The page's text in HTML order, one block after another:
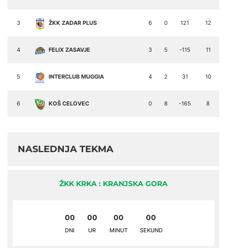
3 ŽKK ZADAR PLUS 6 0 121 12
4 FELIX ZASAVJE 3 5 -115 11
5 INTERCLUB MUGGIA 4 2 31 10
6 KOŠ CELOVEC 0 8 -165 8
NASLEDNJA TEKMA
ŽKK KRKA : KRANJSKA GORA
00
DNI
00
UR
00
MINUT
00
SEKUND